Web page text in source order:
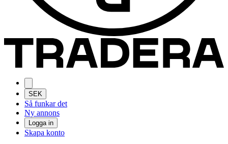
SEK
Så funkar det
Ny annons
Logga in
Skapa konto